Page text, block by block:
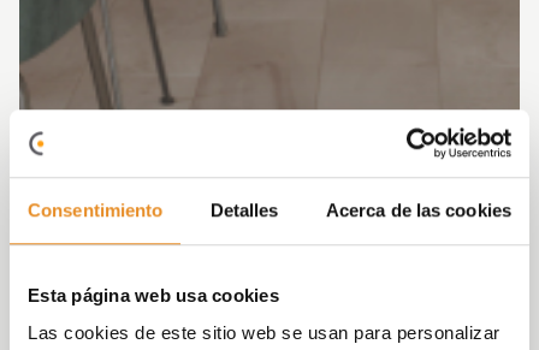
Consentimiento Detalles Acerca de las cookies
Esta página web usa cookies
Las cookies de este sitio web se usan para personalizar